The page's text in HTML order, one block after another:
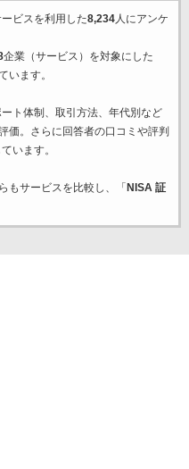
ビスを利用した8,234人にアンケ
企業（サービス）を対象にした
います。
ト体制、取引方法、年代別など
価。さらに回答者の口コミや評判
います。
もサービスを比較し、「NISA 証